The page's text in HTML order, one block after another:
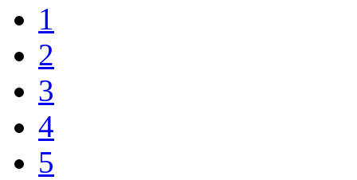
1
2
3
4
5